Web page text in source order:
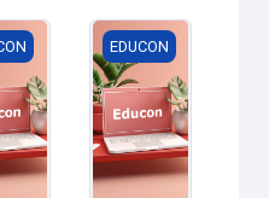
2: VirtualizaciónDesarrollo de
EDUCON